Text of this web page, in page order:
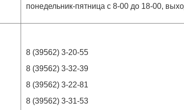
понедельник-пятница с 8-00 до 18-00,
8 (39562) 3-20-55
8 (39562) 3-32-39
8 (39562) 3-22-81
8 (39562) 3-31-53